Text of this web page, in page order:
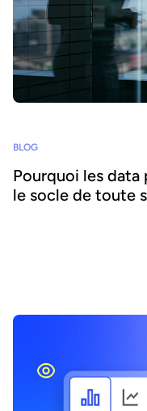
BLOG
Pourquoi les
le socle de toute